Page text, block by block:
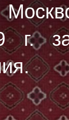
г. за